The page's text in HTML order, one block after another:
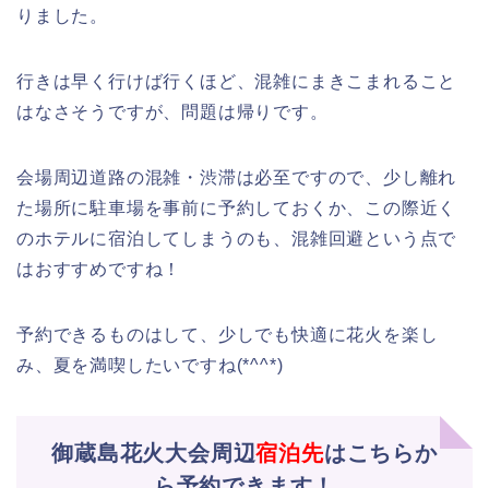
りました。
行きは早く行けば行くほど、混雑にまきこまれること
はなさそうですが、問題は帰りです。
会場周辺道路の混雑・渋滞は必至ですので、少し離れ
た場所に駐車場を事前に予約しておくか、この際近く
のホテルに宿泊してしまうのも、混雑回避という点で
はおすすめですね！
予約できるものはして、少しでも快適に花火を楽し
み、夏を満喫したいですね(*^^*)
御蔵島花火大会周辺宿泊先はこちらか